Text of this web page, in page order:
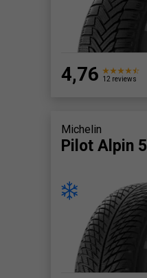
4,76 12 reviews
Michelin
Pilot Alpin 5